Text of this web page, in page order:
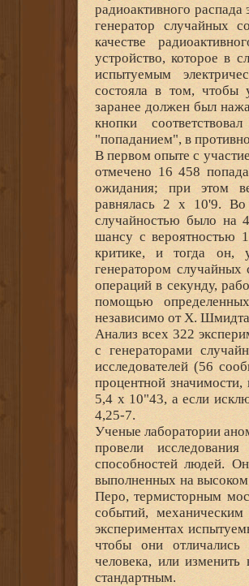
радиоактивного распада
генератор случайных
качестве
устройство, которое в
испытуемым
состояла в том, чтобы
заранее должен был
кнопки
"попаданием", в
В первом опыте с
отмечено 16 458
ожидания; при этом
равнялась 2 х 10'9.
случайностью было на
шансу с вероятностью
критике, и тогда он,
генератором
операций в секунду,
помощью
независимо от X.
Анализ всех 322
с генераторами
исследователей (56
процентной значимости,
5,4 х 10"43, а если
4,25-7.
Ученые лаборатории
провели
способностей людей.
выполненных на
Перо, термисторным
событий,
экспериментах
чтобы они
человека, или
стандартным.